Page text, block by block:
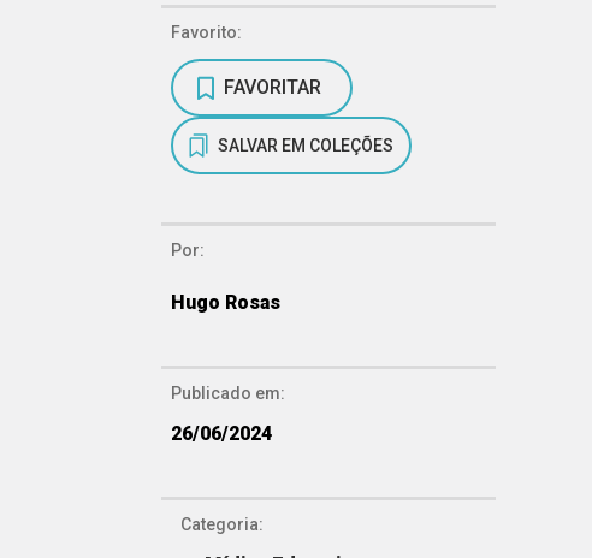
Favorito:
FAVORITAR
SALVAR EM COLEÇÕES
Por:
Hugo Rosas
Publicado em:
26/06/2024
Categoria: